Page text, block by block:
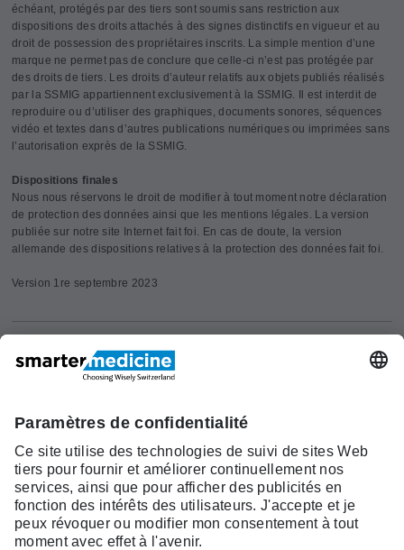
échéant, protégés par des tiers sont soumis sans restriction aux
dispositions des droits attachés à des signes distinctifs en vigueur et au
droit de possession des propriétaires inscrits. La simple mention d’une
marque ne permet pas de conclure que celle-ci n’est pas protégée par
des droits de tiers. Les droits d’auteur relatifs aux objets publiés réalisés
par la SSMIG appartiennent exclusivement à la SSMIG. Il est interdit de
reproduire ou d’utiliser des graphiques, documents sonores, séquences
vidéo et textes dans d’autres publications numériques ou imprimées sans
l’autorisation exprès de la SSMIG.
Dispositions finales
Nous nous réservons le droit de modifier à tout moment notre déclaration
de protection des données ainsi que les mentions légales. La version
publiée sur notre site Internet fait foi. En cas de doute, la version
allemande des dispositions relatives à la protection des données fait foi.
Version 1re septembre 2023
smarter
medicine?
Liste Top 5
Recherche
Contact
c/o Société Suisse de Médécine
Interne Générale
Monbijoustrasse 43, Case postale,
3001 Berne
Tél. +41 31 370 40 00, Fax +41 31
370 40 19
smartermedicine@sgaim.ch